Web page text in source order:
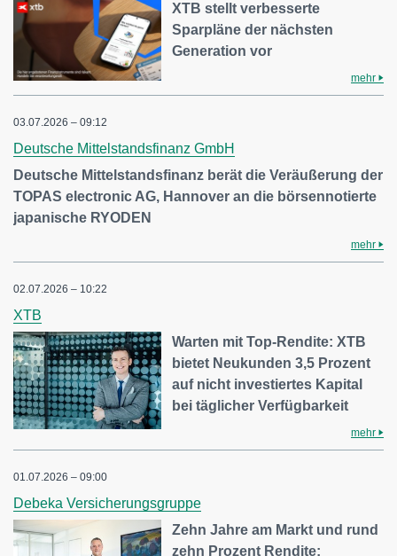
XTB stellt verbesserte
Sparpläne der nächsten
Generation vor
mehr
03.07.2026 – 09:12
Deutsche Mittelstandsfinanz GmbH
Deutsche Mittelstandsfinanz berät die Veräußerung der
TOPAS electronic AG, Hannover an die börsennotierte
japanische RYODEN
mehr
02.07.2026 – 10:22
XTB
Warten mit Top-Rendite: XTB
bietet Neukunden 3,5 Prozent
auf nicht investiertes Kapital
bei täglicher Verfügbarkeit
mehr
01.07.2026 – 09:00
Debeka Versicherungsgruppe
Zehn Jahre am Markt und rund
zehn Prozent Rendite: